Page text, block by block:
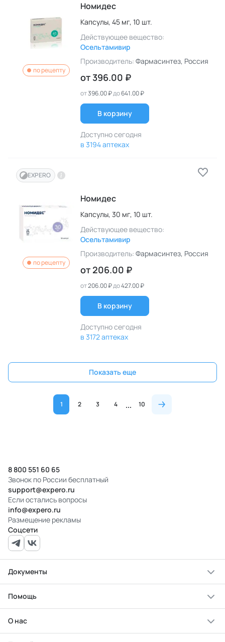
по рецепту
Номидес
Капсулы, 45 мг, 10 шт.
Действующее вещество:
Осельтамивир
Производитель: Фармасинтез, Россия
от 396.00 ₽
от396.00 ₽до641.00 ₽
В корзину
Доступно сегодня
в 3194 аптеках
EXPERO
по рецепту
Номидес
Капсулы, 30 мг, 10 шт.
Действующее вещество:
Осельтамивир
Производитель: Фармасинтез, Россия
от 206.00 ₽
от206.00 ₽до427.00 ₽
В корзину
Доступно сегодня
в 3172 аптеках
Показать еще
1 2 3 4 10
8 800 551 60 65
Звонок по России бесплатный
support@expero.ru
Если остались вопросы
info@expero.ru
Размещение рекламы
Соцсети
Документы
Помощь
О нас